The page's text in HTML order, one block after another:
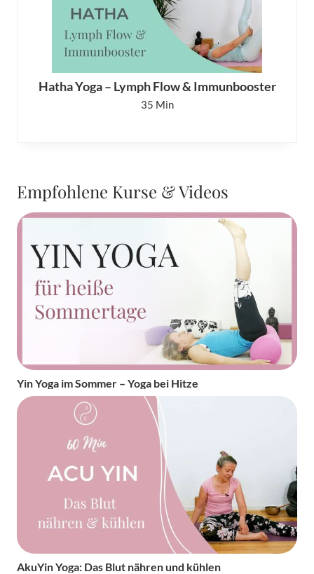
Hatha Yoga – Lymph Flow & Immunbooster
35
Empfohlene Kurse & Videos
Yin Yoga im Sommer – Yoga bei Hitze
AkuYin Yoga: Das Blut nähren und kühlen